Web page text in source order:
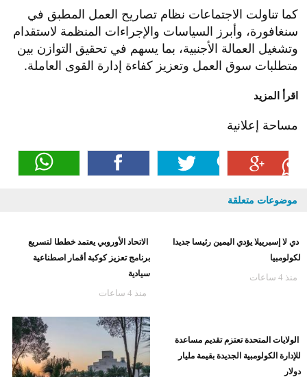
الثنائي بين البلدين وسبل دعمها وتطويرها، إلى جانب
استعراض تجربة سنغافورة في مجال سياسات
واستراتيجيات سوق العمل، بما في ذلك استراتيجية تنمية
القوى العاملة، والسياسات المتبعة لإعطاء الأولوية لتوظيف
المواطنين، بالإضافة إلى مناقشة آليات تطوير المهارات
ومواءمة مخرجات التدريب مع احتياجات سوق العمل.
كما تناولت الاجتماعات نظام تصاريح العمل المطبق في
وتشغيل العمالة الأجنبية، بما يسهم في تحقيق التوازن بين
متطلبات سوق العمل وتعزيز كفاءة إدارة القوى العاملة.
اقرأ المزيد
مساحة إعلانية